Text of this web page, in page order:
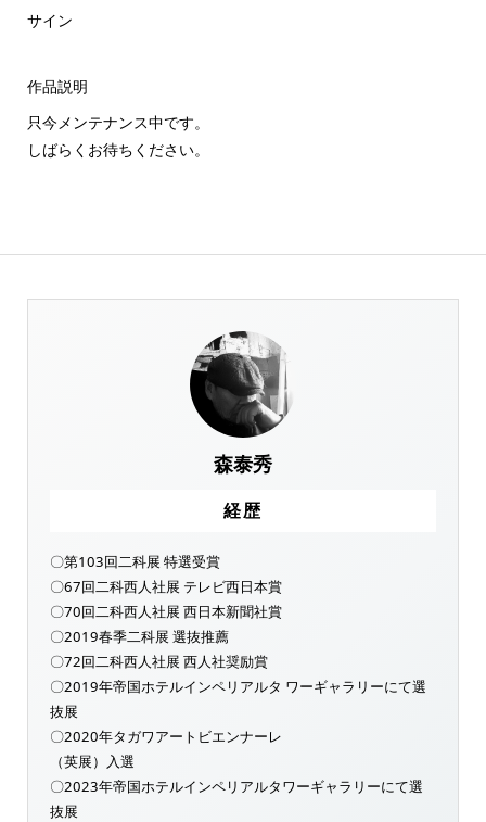
サイン
作品説明
只今メンテナンス中です。
しばらくお待ちください。
森泰秀
経歴
〇第103回二科展 特選受賞
〇67回二科西人社展 テレビ西日本賞
〇70回二科西人社展 西日本新聞社賞
〇2019春季二科展 選抜推薦
〇72回二科西人社展 西人社奨励賞
〇2019年帝国ホテルインペリアルタ ワーギャラリーにて選
抜展
〇2020年タガワアートビエンナーレ
（英展）入選
〇2023年帝国ホテルインペリアルタワーギャラリーにて選
抜展